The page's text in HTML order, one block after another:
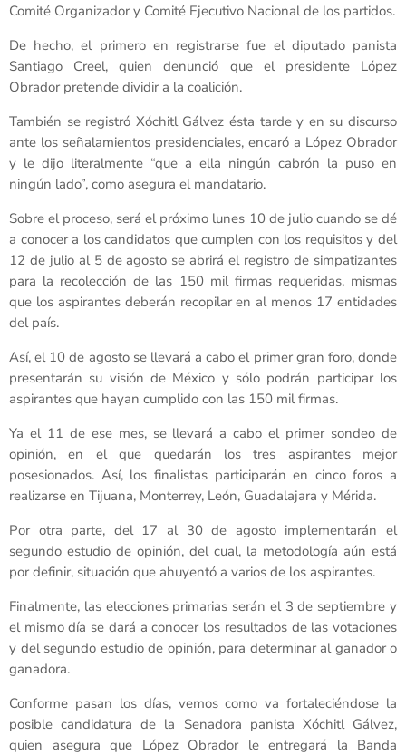
Comité Organizador y Comité Ejecutivo Nacional de los partidos.
De hecho, el primero en registrarse fue el diputado panista
Santiago Creel, quien denunció que el presidente López
Obrador pretende dividir a la coalición.
También se registró Xóchitl Gálvez ésta tarde y en su discurso
ante los señalamientos presidenciales, encaró a López Obrador
y le dijo literalmente “que a ella ningún cabrón la puso en
ningún lado”, como asegura el mandatario.
Sobre el proceso, será el próximo lunes 10 de julio cuando se dé
a conocer a los candidatos que cumplen con los requisitos y del
12 de julio al 5 de agosto se abrirá el registro de simpatizantes
para la recolección de las 150 mil firmas requeridas, mismas
que los aspirantes deberán recopilar en al menos 17 entidades
del país.
Así, el 10 de agosto se llevará a cabo el primer gran foro, donde
presentarán su visión de México y sólo podrán participar los
aspirantes que hayan cumplido con las 150 mil firmas.
Ya el 11 de ese mes, se llevará a cabo el primer sondeo de
opinión, en el que quedarán los tres aspirantes mejor
posesionados. Así, los finalistas participarán en cinco foros a
realizarse en Tijuana, Monterrey, León, Guadalajara y Mérida.
Por otra parte, del 17 al 30 de agosto implementarán el
segundo estudio de opinión, del cual, la metodología aún está
por definir, situación que ahuyentó a varios de los aspirantes.
Finalmente, las elecciones primarias serán el 3 de septiembre y
el mismo día se dará a conocer los resultados de las votaciones
y del segundo estudio de opinión, para determinar al ganador o
ganadora.
Conforme pasan los días, vemos como va fortaleciéndose la
posible candidatura de la Senadora panista Xóchitl Gálvez,
quien asegura que López Obrador le entregará la Banda